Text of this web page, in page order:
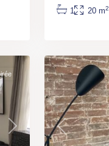
1 20 m2
Next
Paris,
Previous